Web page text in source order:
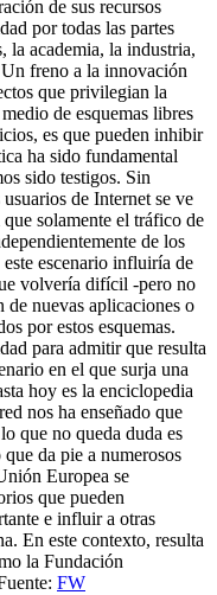
de sus recursos
por todas las partes
la academia, la industria,
freno a la innovación
que privilegian la
de esquemas libres
es que pueden inhibir
ha sido fundamental
sido testigos. Sin
de Internet se ve
solamente el tráfico de
de los
escenario influiría de
volvería difícil -pero no
nuevas aplicaciones o
por estos esquemas.
para admitir que resulta
en el que surja una
hoy es la enciclopedia
nos ha enseñado que
que no queda duda es
da pie a numerosos
Europea se
que pueden
e influir a otras
En este contexto, resulta
la Fundación
FW